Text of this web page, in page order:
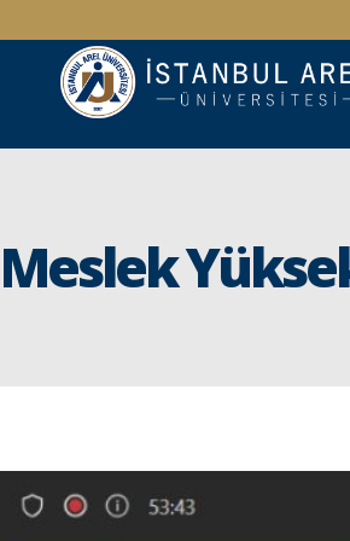
Meslek